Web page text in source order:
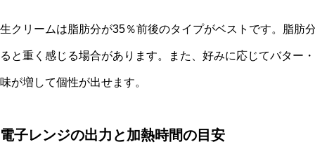
生クリームは脂肪分が35％前後のタイプがベストです。脂肪
ると重く感じる場合があります。また、好みに応じてバター
味が増して個性が出せます。
電子レンジの出力と加熱時間の目安